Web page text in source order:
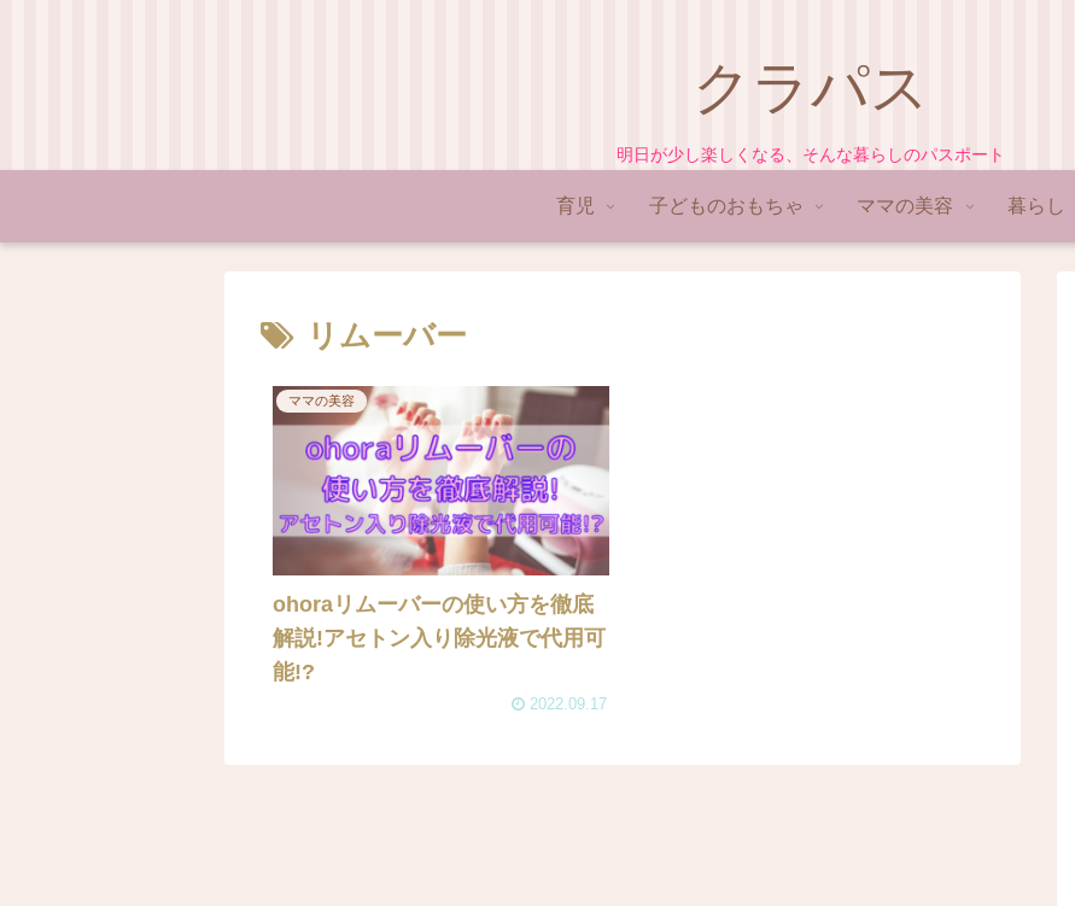
クラパス
明日が少し楽しくなる、そんな暮らしのパスポート
育児 子どものおもちゃ ママの美容 暮らし
リムーバー
ママの美容
ohoraリムーバーの使い方を徹底
解説!アセトン入り除光液で代用可
能!?
2022.09.17